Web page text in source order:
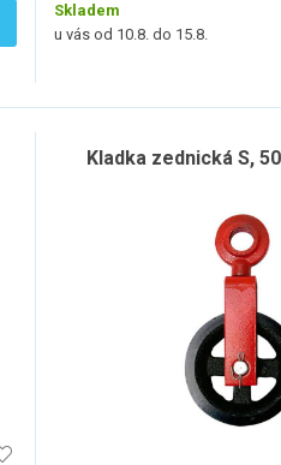
Skladem
u vás od 10.8. do 15.8.
Kladka zednická S,